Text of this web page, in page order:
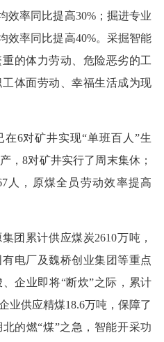
效率同比提高30%；掘进专业
效率同比提高40%。采掘智能
的体力劳动、危险恶劣的工
体面劳动、幸福生活成为现
在6对矿井实现“单班百人”生
，8对矿井实行了周末集休；
人，原煤全员劳动效率提高
团累计供应煤炭2610万吨，
电厂及魏桥创业集团等重点
企业即将“断炊”之际，累计
业供应精煤18.6万吨，保障了
的燃“煤”之急，智能开采功